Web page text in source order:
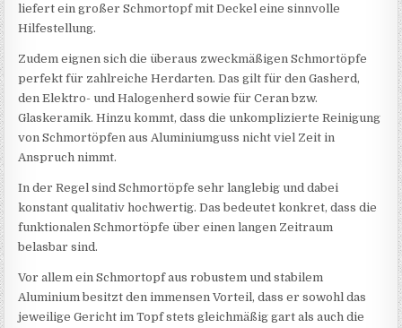
liefert ein großer Schmortopf mit Deckel eine sinnvolle
Hilfestellung.
Zudem eignen sich die überaus zweckmäßigen Schmortöpfe
perfekt für zahlreiche Herdarten. Das gilt für den Gasherd,
den Elektro- und Halogenherd sowie für Ceran bzw.
Glaskeramik. Hinzu kommt, dass die unkomplizierte Reinigung
von Schmortöpfen aus Aluminiumguss nicht viel Zeit in
Anspruch nimmt.
In der Regel sind Schmortöpfe sehr langlebig und dabei
konstant qualitativ hochwertig. Das bedeutet konkret, dass die
funktionalen Schmortöpfe über einen langen Zeitraum
belasbar sind.
Vor allem ein Schmortopf aus robustem und stabilem
Aluminium besitzt den immensen Vorteil, dass er sowohl das
jeweilige Gericht im Topf stets gleichmäßig gart als auch die